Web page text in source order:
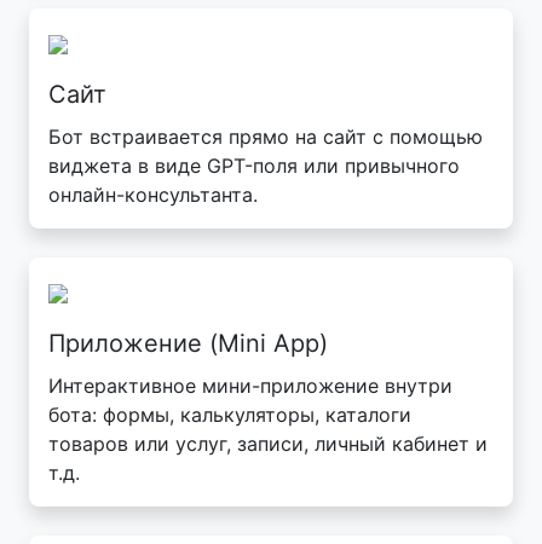
Сайт
Бот встраивается прямо на сайт с помощью
виджета в виде GPT-поля или привычного
онлайн-консультанта.
Приложение (Mini App)
Интерактивное мини-приложение внутри
бота: формы, калькуляторы, каталоги
товаров или услуг, записи, личный кабинет и
т.д.